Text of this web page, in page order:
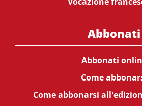
Abbonati
Abbonati
Come
Come abbonarsi